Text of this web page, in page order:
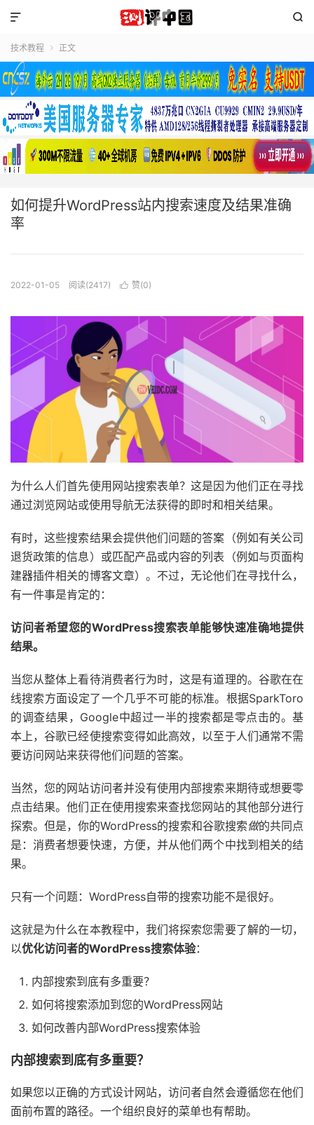


技术教程  正文
如何提升WordPress站内搜索速度及结果准确
率
2022-01-05 阅读(2417)  赞(0)
为什么人们首先使用网站搜索表单？这是因为他们正在寻找
通过浏览网站或使用导航无法获得的即时和相关结果。
有时，这些搜索结果会提供他们问题的答案（例如有关公司
退货政策的信息）或匹配产品或内容的列表（例如与页面构
建器插件相关的博客文章）。不过，无论他们在寻找什么，
有一件事是肯定的：
访问者希望您的WordPress搜索表单能够快速准确地提供
结果。
当您从整体上看待消费者行为时，这是有道理的。谷歌在在
线搜索方面设定了一个几乎不可能的标准。根据SparkToro
的调查结果，Google中超过一半的搜索都是零点击的。基
本上，谷歌已经使搜索变得如此高效，以至于人们通常不需
要访问网站来获得他们问题的答案。
当然，您的网站访问者并没有使用内部搜索来期待或想要零
点击结果。他们正在使用搜索来查找您网站的其他部分进行
探索。但是，你的WordPress的搜索和谷歌搜索做的共同点
是：消费者想要快速，方便，并从他们两个中找到相关的结
果。
只有一个问题：WordPress自带的搜索功能不是很好。
这就是为什么在本教程中，我们将探索您需要了解的一切，
以优化访问者的WordPress搜索体验：
内部搜索到底有多重要？
如何将搜索添加到您的WordPress网站
如何改善内部WordPress搜索体验
内部搜索到底有多重要？
如果您以正确的方式设计网站，访问者自然会遵循您在他们
面前布置的路径。一个组织良好的菜单也有帮助。